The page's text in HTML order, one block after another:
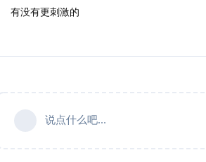
有没有更刺激的
说点什么吧...